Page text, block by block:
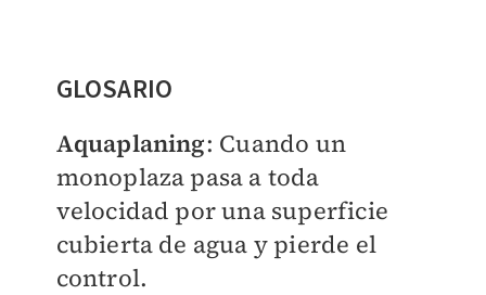
GLOSARIO
Aquaplaning: Cuando un
monoplaza pasa a toda
velocidad por una superficie
cubierta de agua y pierde el
control.